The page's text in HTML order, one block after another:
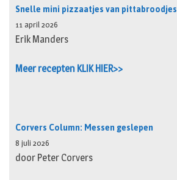
Snelle mini pizzaatjes van pittabroodjes
11 april 2026
Erik Manders
Meer recepten KLIK HIER>>
Corvers Column: Messen geslepen
8 juli 2026
door Peter Corvers